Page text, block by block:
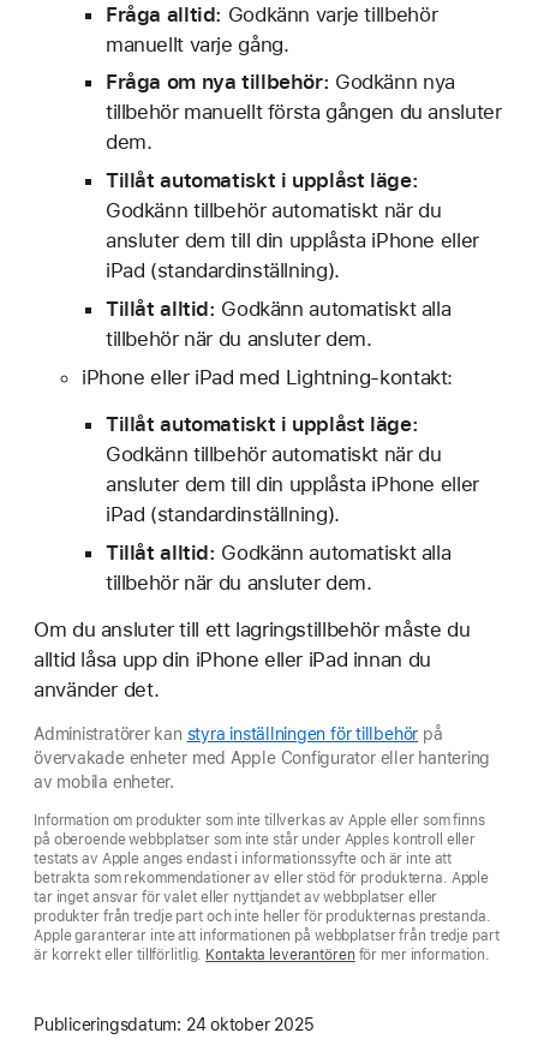
Fråga alltid: Godkänn varje tillbehör
manuellt varje gång.
Fråga om nya tillbehör: Godkänn nya
tillbehör manuellt första gången du ansluter
dem.
Tillåt automatiskt i upplåst läge:
Godkänn tillbehör automatiskt när du
ansluter dem till din upplåsta iPhone eller
iPad (standardinställning).
Tillåt alltid: Godkänn automatiskt alla
tillbehör när du ansluter dem.
iPhone eller iPad med Lightning-kontakt:
Tillåt automatiskt i upplåst läge:
Godkänn tillbehör automatiskt när du
ansluter dem till din upplåsta iPhone eller
iPad (standardinställning).
Tillåt alltid: Godkänn automatiskt alla
tillbehör när du ansluter dem.
Om du ansluter till ett lagringstillbehör måste du
alltid låsa upp din iPhone eller iPad innan du
använder det.
Administratörer kan styra inställningen för tillbehör på
övervakade enheter med Apple Configurator eller hantering
av mobila enheter.
Information om produkter som inte tillverkas av Apple eller som finns
på oberoende webbplatser som inte står under Apples kontroll eller
testats av Apple anges endast i informationssyfte och är inte att
betrakta som rekommendationer av eller stöd för produkterna. Apple
tar inget ansvar för valet eller nyttjandet av webbplatser eller
produkter från tredje part och inte heller för produkternas prestanda.
Apple garanterar inte att informationen på webbplatser från tredje part
är korrekt eller tillförlitlig. Kontakta leverantören för mer information.
Publiceringsdatum: 24 oktober 2025